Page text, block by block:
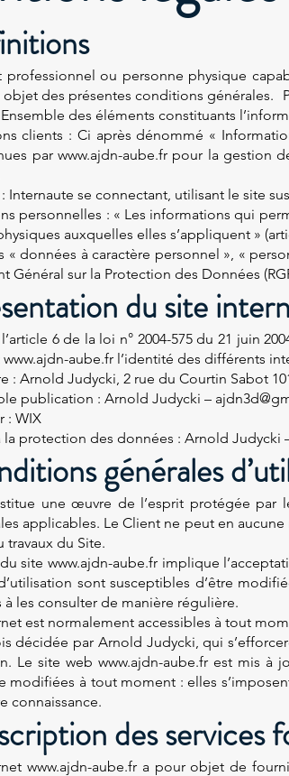
ou personne physique
objet des présentes conditions générales.
des éléments constituants
clients : Ci après dénommé «
par www.ajdn-aube.fr pour la gestion
Internaute se connectant, utilisant le site
personnelles : « Les informations qui
auxquelles elles s’appliquent »
« données à caractère personnel », «
Général sur la Protection des Données
du site
6 de la loi n° 2004-575 du 21 juin
www.ajdn-aube.fr l’identité des différents
: Arnold Judycki, 2 rue du Courtin Sabot
publication : Arnold Judycki –
: WIX
protection des données : Arnold Judycki
générales
une œuvre de l’esprit protégée par
applicables. Le Client ne peut en
travaux du Site.
du site www.ajdn-aube.fr implique
sont susceptibles d’être
les consulter de manière régulière.
est normalement accessibles à tout
décidée par Arnold Judycki, qui
Le site web www.ajdn-aube.fr est mis
modifiées à tout moment : elles
connaissance.
des services
www.ajdn-aube.fr a pour objet de